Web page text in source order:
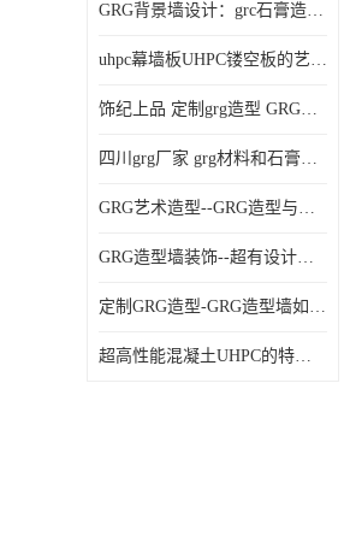
GRG背景墙设计：grc石膏造型的创意灵感集
uhpc幕墙板UHPC镂空板的艺术：UHPC材质的革新力量
饰纪上品 定制grg造型 GRG吊材料特性与厚度
四川grg厂家 grg材料和石膏的区别
GRG艺术造型--GRG造型与会展中心装饰空间的**碰撞
GRG造型墙装饰--超有设计感的网红打卡餐厅GRG造型墙面
定制GRG造型-GRG造型墙如何上颜色
超高性能混凝土UHPC的特点和UHPC技术要求